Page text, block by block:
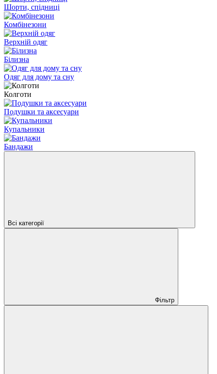
Шорти, спідниці
Комбінезони
Верхній одяг
Білизна
Одяг для дому та сну
Колготи
Подушки та аксесуари
Купальники
Бандажи
Всі категорії
Фільтр